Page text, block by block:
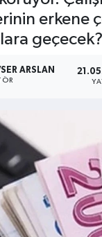
erkene
ARSLAN